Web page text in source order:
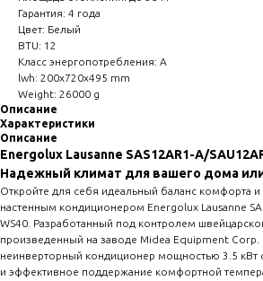
Гарантия: 4 года
Цвет: Белый
BTU: 12
Класс энергопотребления: A
lwh: 200x720x495 mm
Weight: 26000 g
Описание
Характеристики
Описание
Energolux Lausanne SAS12AR1-A/
Надежный климат для вашего дома
Откройте для себя идеальный баланс комфорта и
настенным кондиционером Energolux Lausanne
WS40. Разработанный под контролем
произведенный на заводе Midea Equipment Corp.
неинверторный кондиционер мощностью 3.5 кВт
и эффективное поддержание комфортной